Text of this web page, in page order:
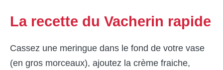
La recette du Vacherin rapide
Cassez une meringue dans le fond de votre vase
(en gros morceaux), ajoutez la crème fraiche,